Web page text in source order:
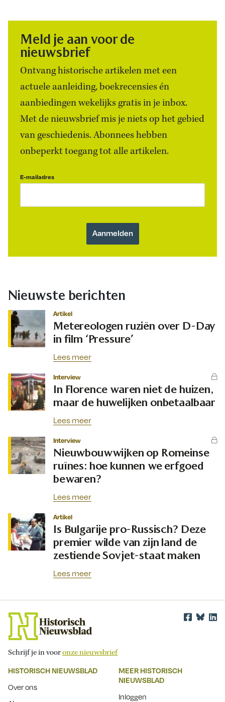
Meld je aan voor de
nieuwsbrief
Ontvang historische artikelen met een
actuele aanleiding, boekrecensies én
aanbiedingen wekelijks gratis in je inbox.
Met de nieuwsbrief mis je niets op het gebied
van geschiedenis. Abonnees hebben
onbeperkt toegang tot alle artikelen.
E-mailadres
Nieuwste berichten
Artikel
Metereologen ruziën over D-Day
in film ‘Pressure’
Lees meer
Interview
In Florence waren niet de huizen,
maar de huwelijken onbetaalbaar
Lees meer
Interview
Nieuwbouwwijken op Romeinse
ruïnes: hoe kunnen we erfgoed
bewaren?
Lees meer
Artikel
Is Bulgarije pro-Russisch? Deze
premier wilde van zijn land de
zestiende Sovjet-staat maken
Lees meer
Schrijf je in vooronze nieuwsbrief
HISTORISCH NIEUWSBLAD
Over ons
MEER HISTORISCH
NIEUWSBLAD
Inloggen